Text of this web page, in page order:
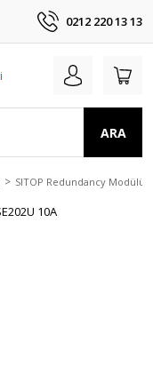
0212 220 13 13
ARA
SITOP Redundancy Modülü